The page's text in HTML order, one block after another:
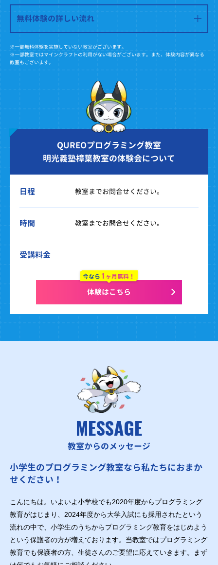
無料体験の詳しい流れ
※一部無料体験を実施していない教室がございます。
※一部教室ではマインクラフトの利用がない場合がございます。また、体験内容が異なる
教室もございます。
QUREOプログラミング教室
明光義塾樟葉教室の体験会について
日程 教室までお問合せください。
時間 教室までお問合せください。
受講料金
今なら1 ヶ月無料！
体験はこちら
MESSAGE
教室からのメッセージ
小学生のプログラミング教室なら私たちにおまか
せください！
こんにちは。いよいよ小学校でも2020年度からプログラミング
教育がはじまり、2024年度から大学入試にも採用されたという
流れの中で、小学生のうちからプログラミング教育をはじめよう
という保護者の方が増えております。当教室ではプログラミング
教育でも保護者の方、生徒さんのご要望に応えていきます。まず